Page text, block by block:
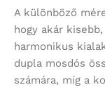
A különböző
hogy akár
harmonikus
dupla mosdós
számára, míg a